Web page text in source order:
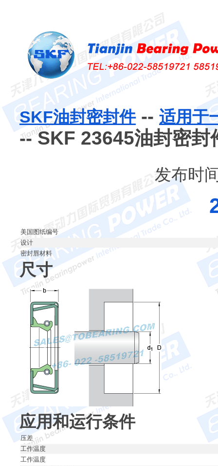
SKF油封密封件-- 适用于
-- SKF 23645油封密封
发布时
美国图纸编号
设计
密封唇材料
尺寸
应用和运行条件
压差
工作温度
工作温度